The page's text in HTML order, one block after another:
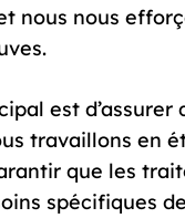
nous nous
est
travaillons en
que les
spécifiques